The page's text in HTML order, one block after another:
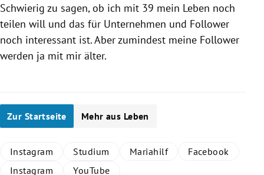
Schwierig zu sagen, ob ich mit 39 mein Leben noch
teilen will und das für Unternehmen und Follower
noch interessant ist. Aber zumindest meine Follower
werden ja mit mir älter.
Zur Startseite Mehr aus Leben
Instagram Studium Mariahilf
Facebook
Instagram
YouTube